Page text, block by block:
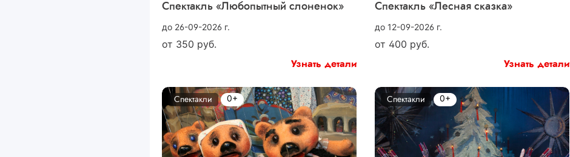
Спектакль «Любопытный слоненок»
до 26-09-2026 г.
от 350 руб.
Узнать детали
Спектакль «Лесная сказка»
до 12-09-2026 г.
от 400 руб.
Узнать детали
Спектакли 0+ Спектакли 0+